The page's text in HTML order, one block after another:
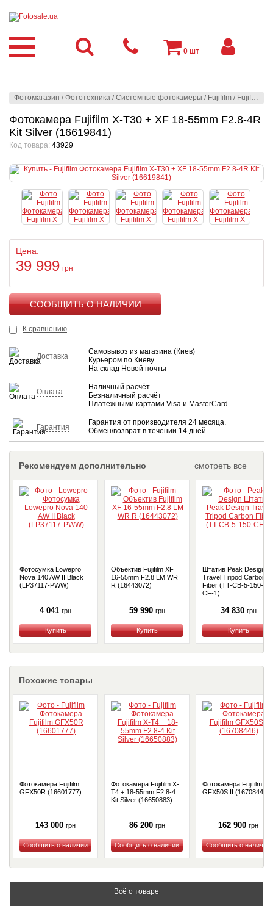
Фотомагазин /Фототехника /Системные фотокамеры / Fujifilm / Fujifilm
Фотокамера Fujifilm X-T30 + XF 18-55mm F2.8-4R
Kit Silver (16619841)
Код товара: 43929
Цена:
39 999 грн
К сравнению
Доставка
Самовывоз из магазина (Киев)
Курьером по Киеву
На склад Новой почты
Оплата
Наличный расчёт
Безналичный расчёт
Платежными картами Visa и MasterCard
Гарантия
Гарантия от производителя 24 месяца.
Обмен/возврат в течении 14 дней
Рекомендуем дополнительно смотреть все
Фотосумка Lowepro
Nova 140 AW II Black
(LP37117-PWW)
4 041 грн
Купить
Объектив Fujifilm XF
16-55mm F2.8 LM WR
R (16443072)
59 990 грн
Купить
Штатив Peak Design
Travel Tripod Carbon
Fiber (TT-CB-5-150-
CF-1)
34 830 грн
Купить
Похожие товары
Фотокамера Fujifilm
GFX50R (16601777)
143 000 грн
Купить
Фотокамера Fujifilm X-
T4 + 18-55mm F2.8-4
Kit Silver (16650883)
86 200 грн
Купить
Фотокамера Fujifilm
GFX50S II (16708446)
162 900 грн
Купить
Всё о товаре
0 шт